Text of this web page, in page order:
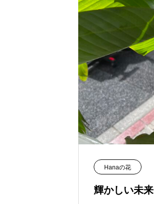
Hanaの花
輝かしい未来